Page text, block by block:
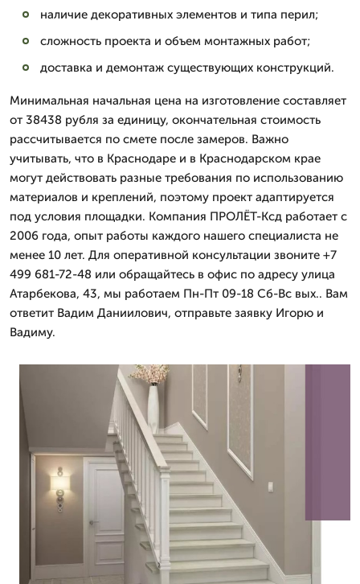
наличие декоративных элементов и типа перил;
сложность проекта и объем монтажных работ;
доставка и демонтаж существующих конструкций.
Минимальная начальная цена на изготовление составляет
от 38438 рубля за единицу, окончательная стоимость
рассчитывается по смете после замеров. Важно
учитывать, что в Краснодаре и в Краснодарском крае
могут действовать разные требования по использованию
материалов и креплений, поэтому проект адаптируется
под условия площадки. Компания ПРОЛЁТ-Ксд работает с
2006 года, опыт работы каждого нашего специалиста не
менее 10 лет. Для оперативной консультации звоните +7
499 681-72-48 или обращайтесь в офис по адресу улица
Атарбекова, 43, мы работаем Пн-Пт 09-18 Сб-Вс вых.. Вам
ответит Вадим Даниилович, отправьте заявку Игорю и
Вадиму.